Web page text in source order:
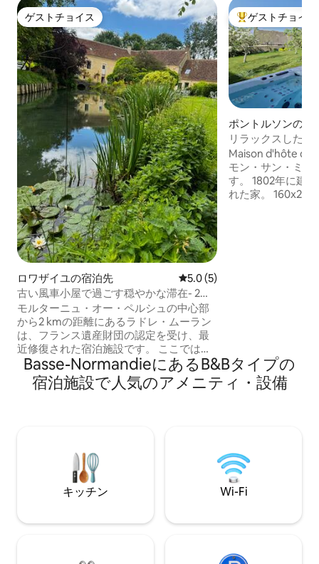
ゲストチョイス
ゲストチョイス
ロワザイユの宿泊先 レビュー5件、5つ星中5.0つ
5.0 (5)
古い風車小屋で過ごす穏やかな滞在- 2～6
名様用のコテージ
モルターニュ・オー・ペルシュの中心部
から2 kmの距離にあるラドレ・ムーラン
は、フランス遺産財団の認定を受け、最
近修復された宿泊施設です。 ここでは夜
が穏やかです。生活もです。2ヘクタール
の公園の静けさと素晴らしい木々をお楽
しみいただけます。 この魔法のような穏
シュ、古い風車小屋とその川を発見する
のに最適です。またお会いできるのを楽
しみにしています！
大好評のゲスト
ゲストチョイス
ポントルソンの個
リラックスした
快適なお部屋
Maison d'hôte du
モン・サン・ミシ
す。 1802年に建てられた、丁寧に装飾さ
れた家。 160x200のキングサイズベッド
Basse-NormandieにあるB&Bタイプの
宿泊施設で人気のアメニティ・設備
キッチン Wi-Fi